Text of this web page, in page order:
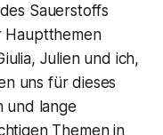
Sauerstoffs
Hauptthemen
Julien und ich,
uns für dieses
und lange
Themen in